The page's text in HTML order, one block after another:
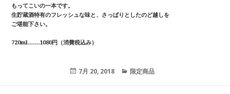
もってこいの一本です。
生貯蔵酒特有のフレッシュな味と、さっぱりとしたのど越しを
ご堪能下さい。
720ml…….1080円（消費税込み）
投
7月 20, 2018
カ
限定商品